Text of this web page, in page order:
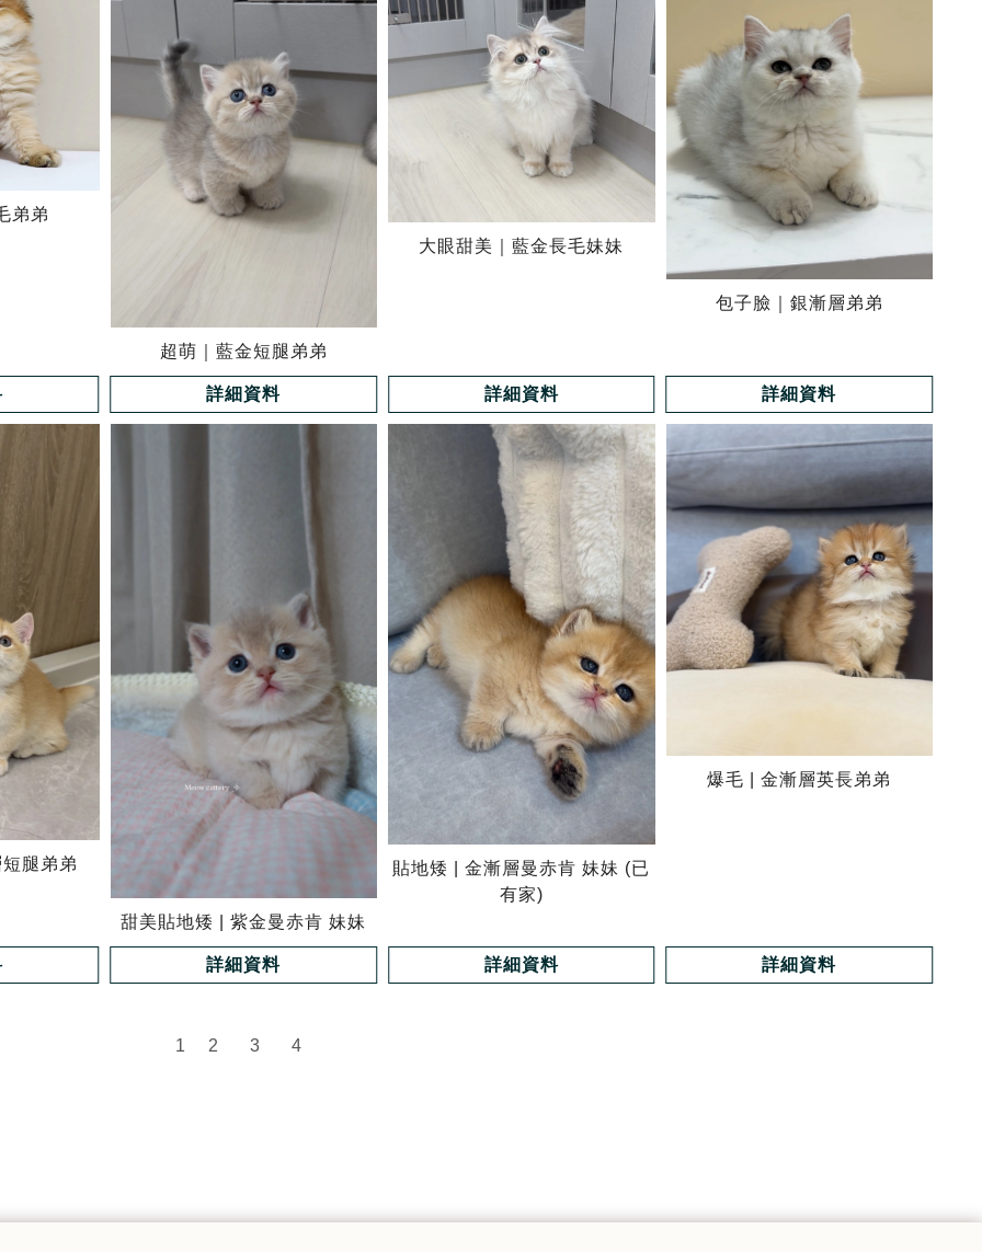
弟弟
超萌｜藍金短腿弟弟
詳細資料
大眼甜美｜藍金長毛妹妹
詳細資料
包子臉｜銀漸層弟弟
詳細資料
腿弟弟
甜美貼地矮 | 紫金曼赤肯 妹妹
詳細資料
貼地矮 | 金漸層曼赤肯 妹妹 (已
有家)
詳細資料
爆毛 | 金漸層英長弟弟
詳細資料
1 2 3 4